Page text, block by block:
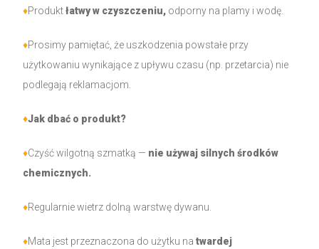
♦Produktłatwy w czyszczeniu, odporny na plamy i wodę.
♦Prosimy pamiętać, że uszkodzenia powstałe przy
użytkowaniu wynikające z upływu czasu (np. przetarcia) nie
podlegają reklamacjom.
♦Jak dbać o produkt?
♦Czyść wilgotną szmatką — nie używaj silnych środków
chemicznych.
♦Regularnie wietrz dolną warstwę dywanu.
♦Mata jest przeznaczona do użytku na twardej